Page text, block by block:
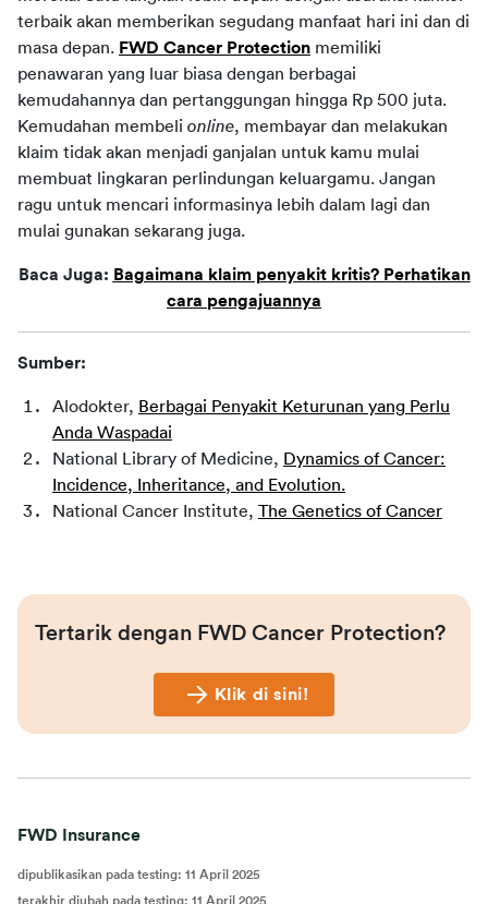
terbaik akan memberikan segudang manfaat hari ini dan di
masa depan. FWD Cancer Protection memiliki
penawaran yang luar biasa dengan berbagai
kemudahannya dan pertanggungan hingga Rp 500 juta.
Kemudahan membeli online, membayar dan melakukan
klaim tidak akan menjadi ganjalan untuk kamu mulai
membuat lingkaran perlindungan keluargamu. Jangan
ragu untuk mencari informasinya lebih dalam lagi dan
mulai gunakan sekarang juga.
Baca Juga: Bagaimana klaim penyakit kritis? Perhatikan
cara pengajuannya
Sumber:
Alodokter, Berbagai Penyakit Keturunan yang Perlu
Anda Waspadai
National Library of Medicine, Dynamics of Cancer:
Incidence, Inheritance, and Evolution.
National Cancer Institute, The Genetics of Cancer
Tertarik dengan FWD Cancer Protection?
Klik di sini!
FWD Insurance
dipublikasikan pada testing: 11 April 2025
terakhir diubah pada testing: 11 April 2025